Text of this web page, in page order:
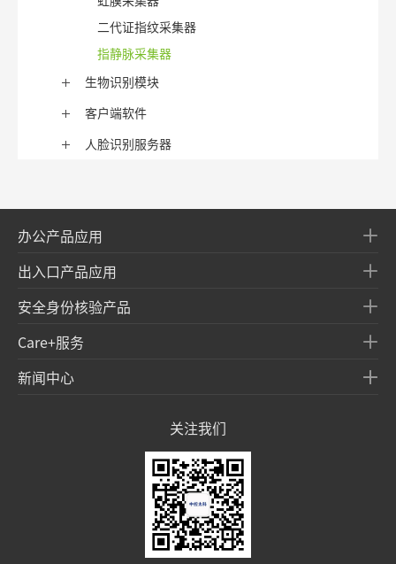
二代证指纹采集器
指静脉采集器
生物识别模块
客户端软件
人脸识别服务器
办公产品应用
出入口产品应用
安全身份核验产品
Care+服务
新闻中心
关注我们